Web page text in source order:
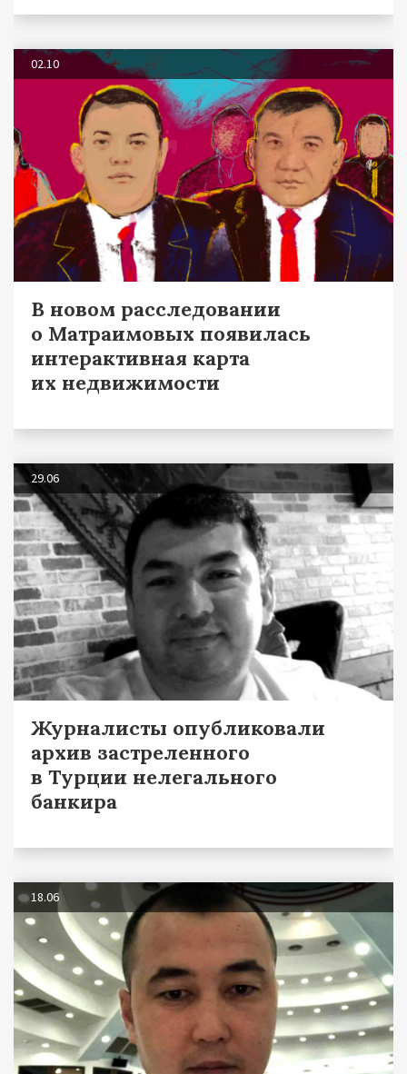
02.10
В новом расследовании
о Матраимовых появилась
интерактивная карта
их недвижимости
29.06
Журналисты опубликовали
архив застреленного
в Турции нелегального
банкира
18.06